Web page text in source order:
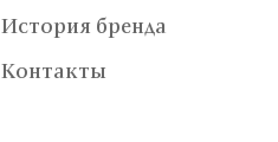
История бренда
Контакты